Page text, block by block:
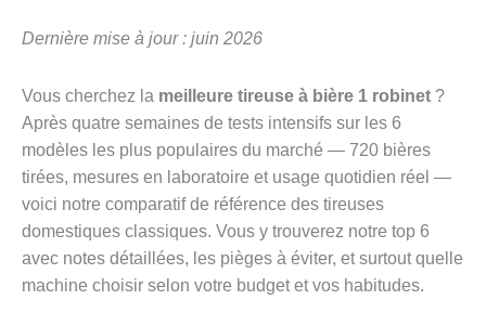
Dernière mise à jour : juin 2026
Vous cherchez la meilleure tireuse à bière 1 robinet ?
Après quatre semaines de tests intensifs sur les 6
modèles les plus populaires du marché — 720 bières
tirées, mesures en laboratoire et usage quotidien réel —
voici notre comparatif de référence des tireuses
domestiques classiques. Vous y trouverez notre top 6
avec notes détaillées, les pièges à éviter, et surtout quelle
machine choisir selon votre budget et vos habitudes.